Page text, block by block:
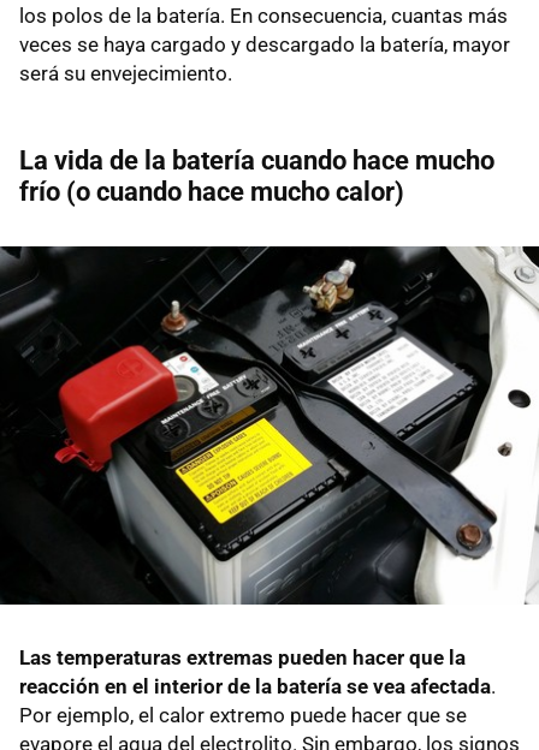
los polos de la batería. En consecuencia, cuantas más
veces se haya cargado y descargado la batería, mayor
será su envejecimiento.
La vida de la batería cuando hace mucho
frío (o cuando hace mucho calor)
Las temperaturas extremas pueden hacer que la
reacción en el interior de la batería se vea afectada.
Por ejemplo, el calor extremo puede hacer que se
evapore el agua del electrolito. Sin embargo, los signos